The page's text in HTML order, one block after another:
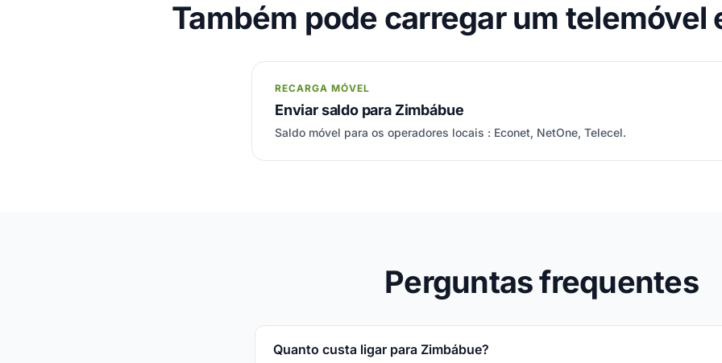
Também pode carregar um telemóvel
RECARGA MÓVEL
Enviar saldo para Zimbábue
Saldo móvel para os operadores locais : Econet, NetOne, Telecel.
Perguntas frequentes
Quanto custa ligar para Zimbábue?